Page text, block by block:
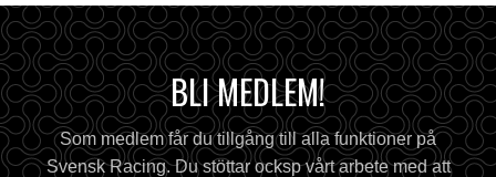
BLI MEDLEM!
Som medlem får du tillgång till alla funktioner på
Svensk Racing. Du stöttar ocksp vårt arbete med att